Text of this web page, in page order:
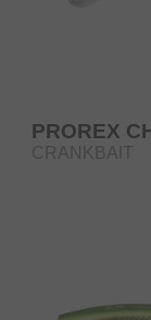
PROREX
CRANKBAIT